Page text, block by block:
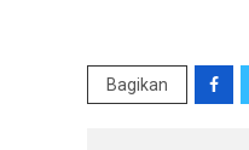
Bagikan